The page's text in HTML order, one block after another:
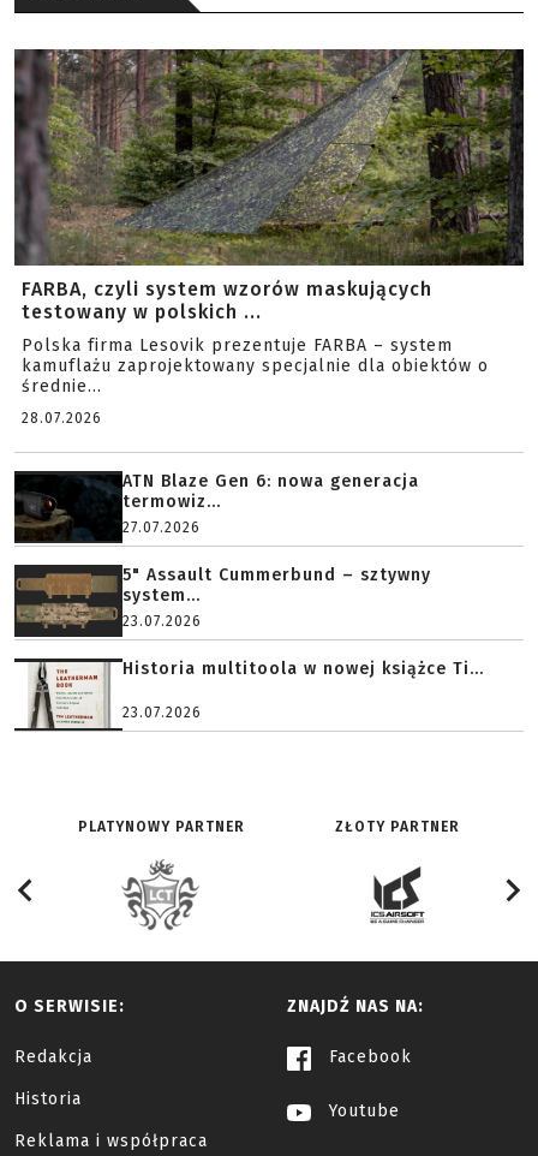
FARBA, czyli system wzorów maskujących
testowany w polskich ...
Polska firma Lesovik prezentuje FARBA – system
kamuflażu zaprojektowany specjalnie dla obiektów o
średnie...
28.07.2026
ATN Blaze Gen 6: nowa generacja
termowiz...
27.07.2026
5" Assault Cummerbund – sztywny
system...
23.07.2026
Historia multitoola w nowej książce Ti...
23.07.2026
PLATYNOWY PARTNER ZŁOTY PARTNER
O SERWISIE:
Redakcja
Historia
Reklama i współpraca
ZNAJDŹ NAS NA:
Facebook
Youtube